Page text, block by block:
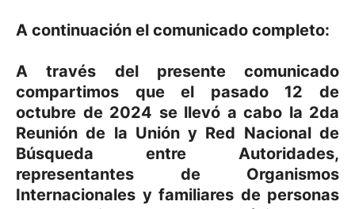
A continuación el comunicado completo:
A través del presente comunicado
compartimos que el pasado 12 de
octubre de 2024 se llevó a cabo la 2da
Reunión de la Unión y Red Nacional de
Búsqueda entre Autoridades,
representantes de Organismos
Internacionales y familiares de personas